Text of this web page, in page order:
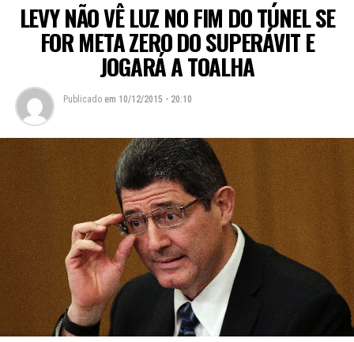
LEVY NÃO VÊ LUZ NO FIM DO TÚNEL SE
FOR META ZERO DO SUPERÁVIT E
JOGARÁ A TOALHA
Publicado em 10/12/2015 - 20:10